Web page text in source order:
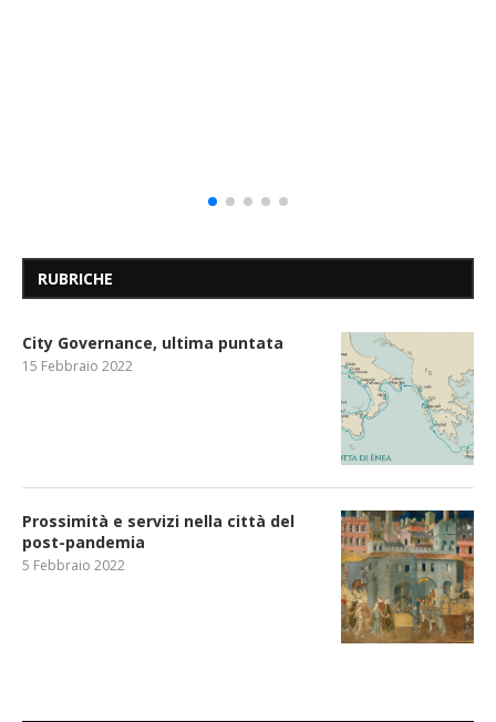
RUBRICHE
City Governance, ultima puntata
15 Febbraio 2022
Prossimità e servizi nella città del
post-pandemia
5 Febbraio 2022